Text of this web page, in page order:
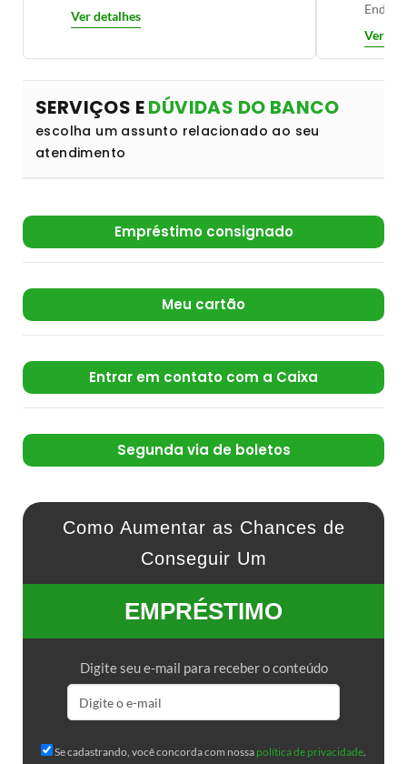
Ver detalhes
Ver
SERVIÇOS EDÚVIDAS DO BANCO
escolha um assunto relacionado ao seu
atendimento
Empréstimo consignado
Meu cartão
Entrar em contato com a Caixa
Segunda via de boletos
Como Aumentar as Chances de
Conseguir Um
EMPRÉSTIMO
Digite seu e-mail para receber o conteúdo
Se cadastrando, você concorda com nossa política de privacidade.